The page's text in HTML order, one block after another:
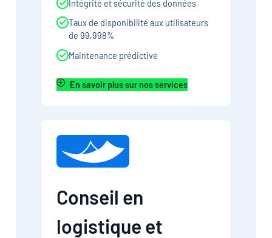
Intégrité et sécurité des données
Taux de disponibilité aux utilisateurs
de 99,998%
Maintenance prédictive
En savoir plus sur nos services
Conseil en
logistique et